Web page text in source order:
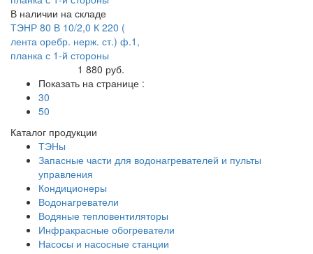
В наличии на складе
ТЭНР 80 В 10/2,0 К 220 (
лента оребр. нерж. ст.) ф.1,
планка с 1-й стороны
1 880 руб.
Показать на странице :
30
50
Каталог продукции
ТЭНы
Запасные части для водонагревателей и пульты
управления
Кондиционеры
Водонагреватели
Водяные тепловентиляторы
Инфракрасные обогреватели
Насосы и насосные станции